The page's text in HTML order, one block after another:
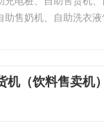
助售奶机、自助洗衣
机（饮料售卖机